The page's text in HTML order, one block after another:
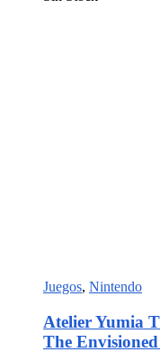
Juegos, Nintendo
Atelier Yumia
The